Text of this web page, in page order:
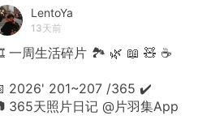
LentoYa
13天前
一周生活碎片 🏞 🌿 📖 🧸 ☕️
2026' 201~207 /365 ✔️
365天照片日记 @片羽集App